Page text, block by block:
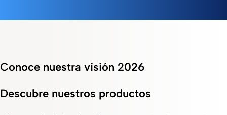
Conoce nuestra visión 2026
Descubre nuestros productos